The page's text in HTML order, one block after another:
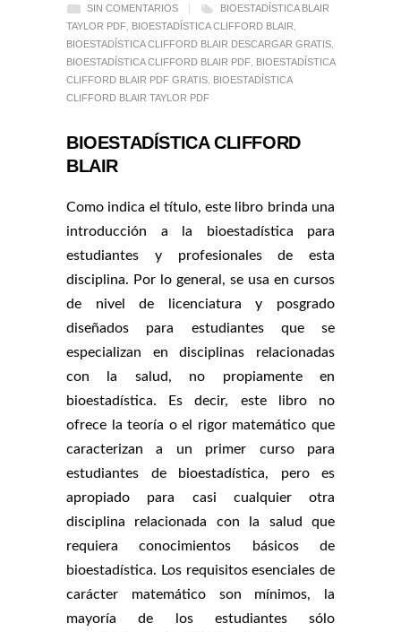
SIN COMENTARIOS
BIOESTADÍSTICA BLAIR
TAYLOR PDF BIOESTADÍSTICA CLIFFORD BLAIR
BIOESTADÍSTICA CLIFFORD BLAIR DESCARGAR GRATIS
BIOESTADÍSTICA CLIFFORD BLAIR PDF BIOESTADÍSTICA
CLIFFORD BLAIR PDF GRATIS BIOESTADÍSTICA
CLIFFORD BLAIR TAYLOR PDF
BIOESTADÍSTICA CLIFFORD
BLAIR
Como indica el título, este libro brinda una
introducción a la bioestadística para
estudiantes y profesionales de esta
disciplina. Por lo general, se usa en cursos
de nivel de licenciatura y posgrado
diseñados para estudiantes que se
especializan en disciplinas relacionadas
con la salud, no propiamente en
bioestadística. Es decir, este libro no
ofrece la teoría o el rigor matemático que
caracterizan a un primer curso para
estudiantes de bioestadística, pero es
apropiado para casi cualquier otra
disciplina relacionada con la salud que
requiera conocimientos básicos de
bioestadística. Los requisitos esenciales de
carácter matemático son mínimos, la
mayoría de los estudiantes sólo